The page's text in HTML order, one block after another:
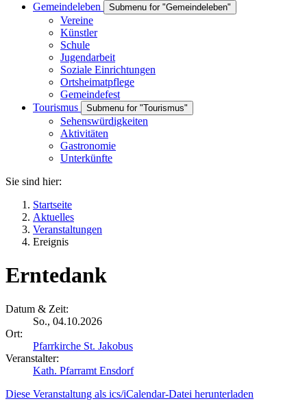
Gemeindeleben
Submenu for "Gemeindeleben"
Vereine
Künstler
Schule
Jugendarbeit
Soziale Einrichtungen
Ortsheimatpflege
Gemeindefest
Tourismus
Submenu for "Tourismus"
Sehenswürdigkeiten
Aktivitäten
Gastronomie
Unterkünfte
Sie sind hier:
Startseite
Aktuelles
Veranstaltungen
Ereignis
Erntedank
Datum & Zeit:
So., 04.10.2026
Ort:
Pfarrkirche St. Jakobus
Veranstalter:
Kath. Pfarramt Ensdorf
Diese Veranstaltung als ics/iCalendar-Datei herunterladen